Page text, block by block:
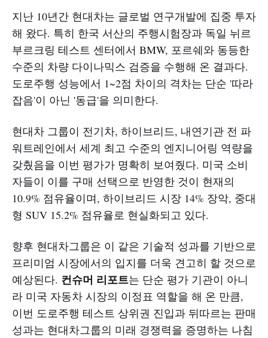
지난 10년간 현대차는 글로벌 연구개발에 집중 투자
해 왔다. 특히 한국 서산의 주행시험장과 독일 뉘르
부르크링 테스트 센터에서 BMW, 포르쉐와 동등한
수준의 차량 다이나믹스 검증을 수행해 온 결과다.
도로주행 성능에서 1~2점 차이의 격차는 단순 '따라
잡음'이 아닌 '동급'을 의미한다.
현대차 그룹이 전기차, 하이브리드, 내연기관 전 파
워트레인에서 세계 최고 수준의 엔지니어링 역량을
갖췄음을 이번 평가가 명확히 보여줬다. 미국 소비
자들이 이를 구매 선택으로 반영한 것이 현재의
10.9% 점유율이며, 하이브리드 시장 14% 장악, 중대
형 SUV 15.2% 점유율로 현실화되고 있다.
향후 현대차그룹은 이 같은 기술적 성과를 기반으로
프리미엄 시장에서의 입지를 더욱 견고히 할 것으로
예상된다. 컨슈머 리포트는 단순 평가 기관이 아니
라 미국 자동차 시장의 이정표 역할을 해 온 만큼,
이번 도로주행 테스트 상위권 진입과 뒤따르는 판매
성과는 현대차그룹의 미래 경쟁력을 증명하는 나침